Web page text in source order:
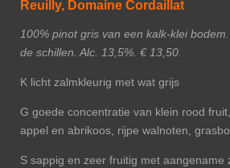
Reuilly, Domaine Cordaillat
100% pinot gris van een kalk-klei
de schillen. Alc. 13,5%. € 13,50.
K licht zalmkleurig met wat grijs
G goede concentratie van klein rood
appel en abrikoos, rijpe walnoten,
S sappig en zeer fruitig met aangename